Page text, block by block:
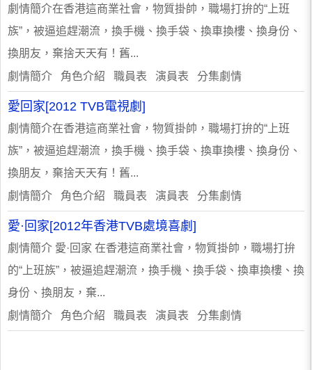
劇情簡介在香港這商業社會，物質掛帥，職場打拚的“上班
族”，被逼追趕潮流，換手機、換手袋、換車換樓、換身份、
換朋友，棄捨天天有！舊...
劇情簡介 角色介紹 職員表 演員表 分集劇情
愛回家[2012 TVB電視劇]
劇情簡介在香港這商業社會，物質掛帥，職場打拚的“上班
族”，被逼追趕潮流，換手機、換手袋、換車換樓、換身份、
換朋友，棄捨天天有！舊...
劇情簡介 角色介紹 職員表 演員表 分集劇情
愛·回家[2012年香港TVB處境喜劇]
劇情簡介 愛·回家 在香港這商業社會，物質掛帥，職場打拚
的“上班族”，被逼追趕潮流，換手機、換手袋、換車換樓、換
身份、換朋友，棄...
劇情簡介 角色介紹 職員表 演員表 分集劇情